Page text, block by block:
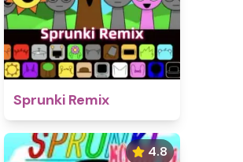
Sprunki Remix
4.8